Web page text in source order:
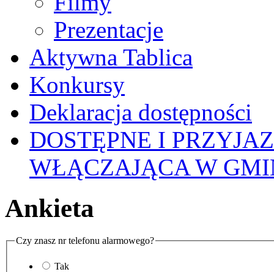
Prezentacje
Aktywna Tablica
Konkursy
Deklaracja dostępności
DOSTĘPNE I
WŁĄCZAJĄCA W
Ankieta
Czy znasz nr telefonu alarmowego?
Tak